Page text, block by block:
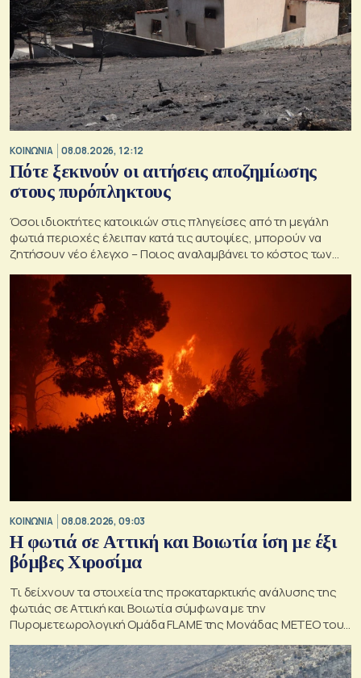
ΚΟΙΝΩΝΙΑ 08.08.2026, 12:12
Πότε ξεκινούν οι αιτήσεις αποζημίωσης
στους πυρόπληκτους
Όσοι ιδιοκτήτες κατοικιών στις πληγείσες από τη μεγάλη
φωτιά περιοχές έλειπαν κατά τις αυτοψίες, μπορούν να
ζητήσουν νέο έλεγχο – Ποιος αναλαμβάνει το κόστος των
ανακατασκευών και κατεδαφίσεων
ΚΟΙΝΩΝΙΑ 08.08.2026, 09:03
Η φωτιά σε Αττική και Βοιωτία ίση με έξι
βόμβες Χιροσίμα
Τι δείχνουν τα στοιχεία της προκαταρκτικής ανάλυσης της
φωτιάς σε Αττική και Βοιωτία σύμφωνα με την
Πυρομετεωρολογική Ομάδα FLAME της Μονάδας ΜΕΤΕΟ του